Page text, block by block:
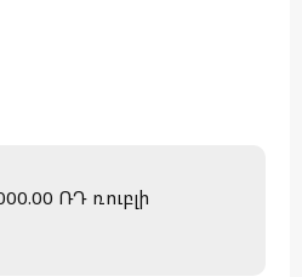
ՌԴ ռուբլի